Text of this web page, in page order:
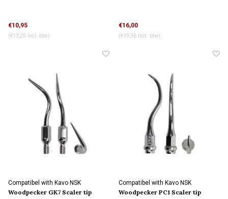
€10,95
(€13,25 Incl. btw)
€16,00
(€19,36 Incl. btw)
Compatibel with Kavo NSK
connection
Woodpecker GK7 Scaler tip
Compatibel with Kavo NSK
connection
Woodpecker PC1 Scaler tip